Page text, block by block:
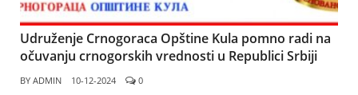
Udruženje Crnogoraca Opštine Kula pomno radi na
očuvanju crnogorskih vrednosti u Republici Srbiji
BY ADMIN 10-12-2024 0